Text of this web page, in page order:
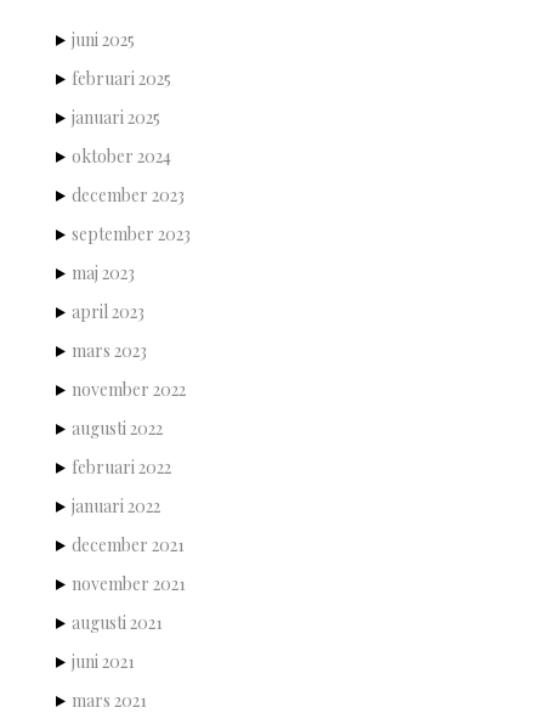
juni 2025
februari 2025
januari 2025
oktober 2024
december 2023
september 2023
maj 2023
april 2023
mars 2023
november 2022
augusti 2022
februari 2022
januari 2022
december 2021
november 2021
augusti 2021
juni 2021
mars 2021